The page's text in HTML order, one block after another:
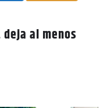
al menos